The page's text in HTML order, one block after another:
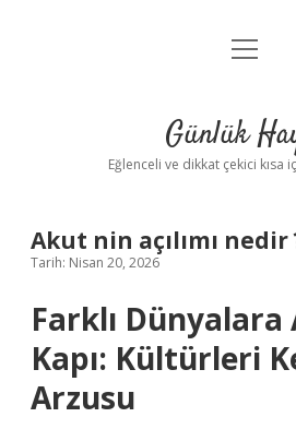
Anasayfa
Yasal Uyarı
menüyü
Günlük
Eğlenceli ve dikkat çekici kısa
Akut nin açılımı nedir
Tarih: Nisan 20, 2026
Farklı Dünyalara
Kapı: Kültürleri
Arzusu